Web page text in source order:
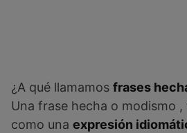
¿A qué llamamos frases
Una frase hecha o modismo
como una expresión